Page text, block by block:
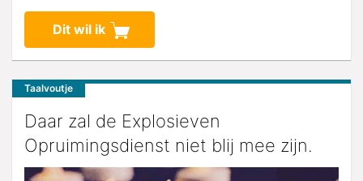
Dit wil ik
Taalvoutje
Daar zal de Explosieven
Opruimingsdienst niet blij mee zijn.